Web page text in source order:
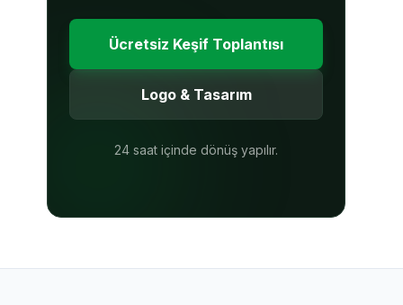
Ücretsiz Keşif Toplantısı
Logo & Tasarım
24 saat içinde dönüş yapılır.